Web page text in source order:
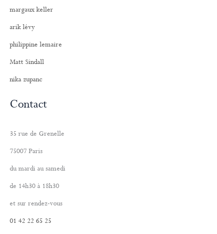
margaux keller
arik lévy
philippine lemaire
Matt Sindall
nika zupanc
Contact
35 rue de Grenelle
75007 Paris
du mardi au samedi
de 14h30 à 18h30
et sur rendez-vous
01 42 22 65 25